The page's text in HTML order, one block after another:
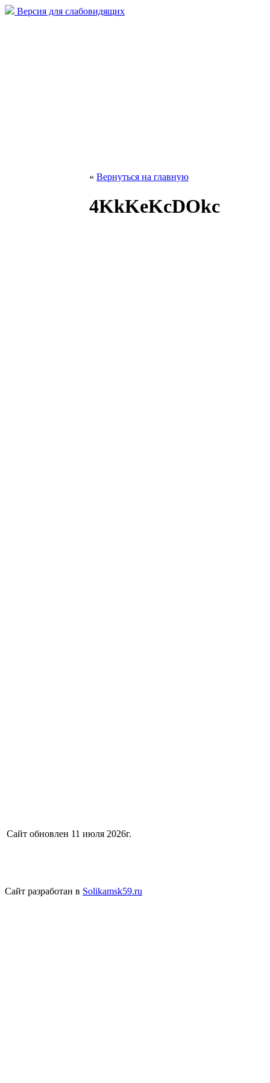
Версия для слабовидящих
« Вернуться на главную
4KkKeKcDOkc
Сайт обновлен 11 июля 2026г.
Сайт разработан в Solikamsk59.ru